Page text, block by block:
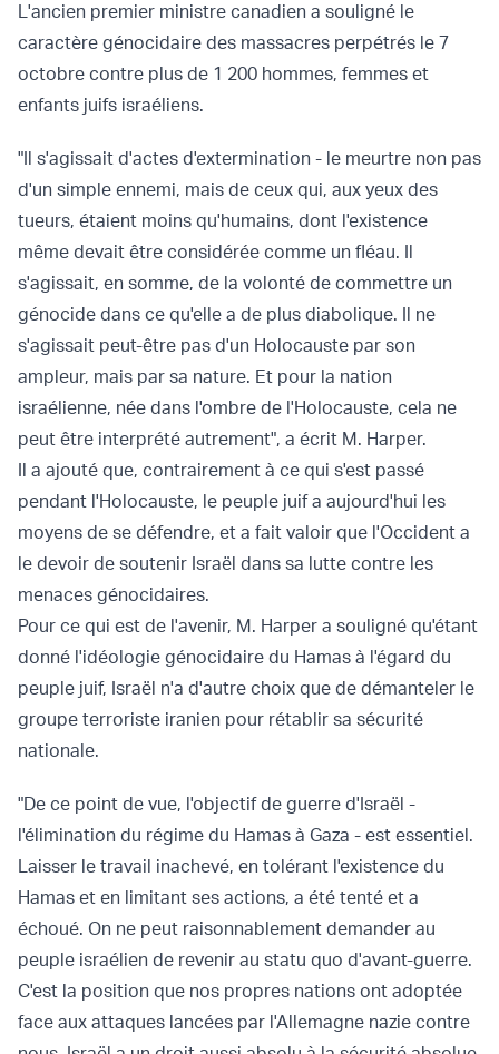
L'ancien premier ministre canadien a souligné le
caractère génocidaire des massacres perpétrés le 7
octobre contre plus de 1 200 hommes, femmes et
enfants juifs israéliens.
"Il s'agissait d'actes d'extermination - le meurtre non pas
d'un simple ennemi, mais de ceux qui, aux yeux des
tueurs, étaient moins qu'humains, dont l'existence
même devait être considérée comme un fléau. Il
s'agissait, en somme, de la volonté de commettre un
génocide dans ce qu'elle a de plus diabolique. Il ne
s'agissait peut-être pas d'un Holocauste par son
ampleur, mais par sa nature. Et pour la nation
israélienne, née dans l'ombre de l'Holocauste, cela ne
peut être interprété autrement", a écrit M. Harper.
Il a ajouté que, contrairement à ce qui s'est passé
pendant l'Holocauste, le peuple juif a aujourd'hui les
moyens de se défendre, et a fait valoir que l'Occident a
le devoir de soutenir Israël dans sa lutte contre les
menaces génocidaires.
Pour ce qui est de l'avenir, M. Harper a souligné qu'étant
donné l'idéologie génocidaire du Hamas à l'égard du
peuple juif, Israël n'a d'autre choix que de démanteler le
groupe terroriste iranien pour rétablir sa sécurité
nationale.
"De ce point de vue, l'objectif de guerre d'Israël -
l'élimination du régime du Hamas à Gaza - est essentiel.
Laisser le travail inachevé, en tolérant l'existence du
Hamas et en limitant ses actions, a été tenté et a
échoué. On ne peut raisonnablement demander au
peuple israélien de revenir au statu quo d'avant-guerre.
C'est la position que nos propres nations ont adoptée
face aux attaques lancées par l'Allemagne nazie contre